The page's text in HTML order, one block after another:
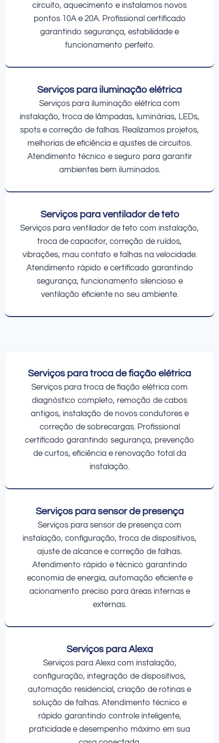
circuito, aquecimento e instalamos novos
pontos 10A e 20A. Profissional certificado
garantindo segurança, estabilidade e
funcionamento perfeito.
Serviços para iluminação elétrica
Serviços para iluminação elétrica com
instalação, troca de lâmpadas, luminárias, LEDs,
spots e correção de falhas. Realizamos projetos,
melhorias de eficiência e ajustes de circuitos.
Atendimento técnico e seguro para garantir
ambientes bem iluminados.
Serviços para ventilador de teto
Serviços para ventilador de teto com instalação,
troca de capacitor, correção de ruídos,
vibrações, mau contato e falhas na velocidade.
Atendimento rápido e certificado garantindo
segurança, funcionamento silencioso e
ventilação eficiente no seu ambiente.
Serviços para troca de fiação elétrica
Serviços para troca de fiação elétrica com
diagnóstico completo, remoção de cabos
antigos, instalação de novos condutores e
correção de sobrecargas. Profissional
certificado garantindo segurança, prevenção
de curtos, eficiência e renovação total da
instalação.
Serviços para sensor de presença
Serviços para sensor de presença com
instalação, configuração, troca de dispositivos,
ajuste de alcance e correção de falhas.
Atendimento rápido e técnico garantindo
economia de energia, automação eficiente e
acionamento preciso para áreas internas e
externas.
Serviços para Alexa
Serviços para Alexa com instalação,
configuração, integração de dispositivos,
automação residencial, criação de rotinas e
solução de falhas. Atendimento técnico e
rápido garantindo controle inteligente,
praticidade e desempenho máximo em sua